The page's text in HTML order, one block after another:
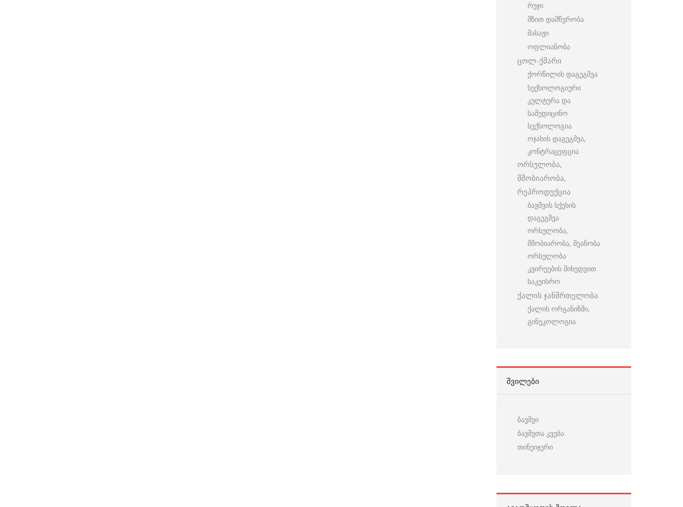
რუჯი
მზით დამწვრობა
მასაჟი
ოფლიანობა
ცოლ-ქმარი
ქორწილის დაგეგმვა
სექსოლოგიური
კულტურა და
სამედიცინო
სექსოლოგია
ოჯახის დაგეგმვა,
კონტრაცეფცია
ორსულობა,
მშობიარობა,
რეპროდუქცია
ბავშვის სქესის
დაგეგმვა
ორსულობა,
მშობიარობა, მეანობა
ორსულობა
კვირეების მიხედვით
საკეისრო
ქალის ჯანმრთელობა
ქალის ორგანიზმი,
გინეკოლოგია
ᲨᲕᲘᲚᲔᲑᲘ
ბავშვი
ბავშვთა კვება
თინეიჯერი